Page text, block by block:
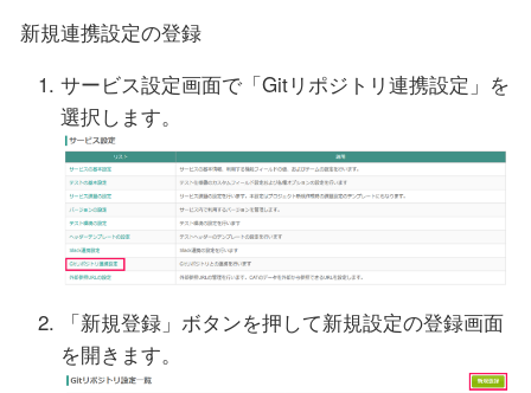
新規連携設定の登録
サービス設定画面で「Gitリポジトリ連携設定」を
選択します。
「新規登録」ボタンを押して新規設定の登録画面
を開きます。